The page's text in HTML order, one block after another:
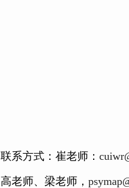
联系方式：崔老师：
高老师、梁老师，